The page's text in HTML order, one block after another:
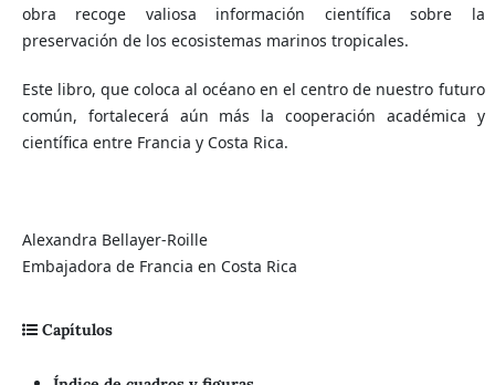
obra recoge valiosa información científica sobre la
preservación de los ecosistemas marinos tropicales.
Este libro, que coloca al océano en el centro de nuestro futuro
común, fortalecerá aún más la cooperación académica y
científica entre Francia y Costa Rica.
Alexandra Bellayer-Roille
Embajadora de Francia en Costa Rica
Capítulos